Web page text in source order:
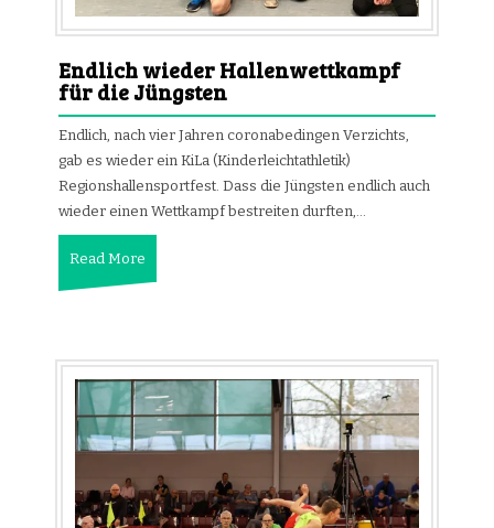
Endlich wieder Hallenwettkampf
für die Jüngsten
Endlich, nach vier Jahren coronabedingen Verzichts,
gab es wieder ein KiLa (Kinderleichtathletik)
Regionshallensportfest. Dass die Jüngsten endlich auch
wieder einen Wettkampf bestreiten durften,…
Read More